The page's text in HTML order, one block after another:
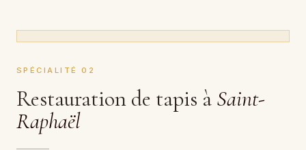
SPÉCIALITÉ 02
Restauration de tapis à Saint-
Raphaël